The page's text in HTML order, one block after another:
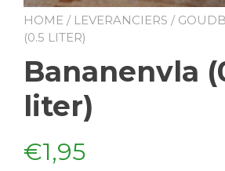
HOME / LEVERANCIERS /
(0.5 LITER)
Bananenvla
liter)
€1,95